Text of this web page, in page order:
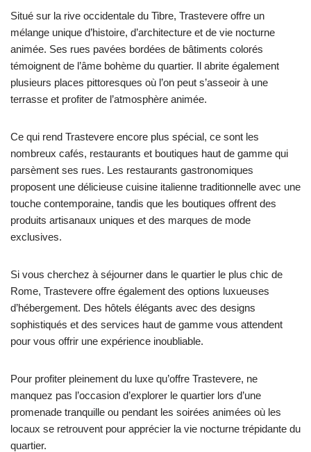
Situé sur la rive occidentale du Tibre, Trastevere offre un
mélange unique d’histoire, d’architecture et de vie nocturne
animée. Ses rues pavées bordées de bâtiments colorés
témoignent de l’âme bohème du quartier. Il abrite également
plusieurs places pittoresques où l’on peut s’asseoir à une
terrasse et profiter de l’atmosphère animée.
Ce qui rend Trastevere encore plus spécial, ce sont les
nombreux cafés, restaurants et boutiques haut de gamme qui
parsèment ses rues. Les restaurants gastronomiques
proposent une délicieuse cuisine italienne traditionnelle avec une
touche contemporaine, tandis que les boutiques offrent des
produits artisanaux uniques et des marques de mode
exclusives.
Si vous cherchez à séjourner dans le quartier le plus chic de
Rome, Trastevere offre également des options luxueuses
d’hébergement. Des hôtels élégants avec des designs
sophistiqués et des services haut de gamme vous attendent
pour vous offrir une expérience inoubliable.
Pour profiter pleinement du luxe qu’offre Trastevere, ne
manquez pas l’occasion d’explorer le quartier lors d’une
promenade tranquille ou pendant les soirées animées où les
locaux se retrouvent pour apprécier la vie nocturne trépidante du
quartier.